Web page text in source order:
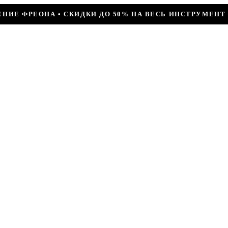
НА ВЕСЬ ИНСТРУМЕНТ • КОМПРЕССОР